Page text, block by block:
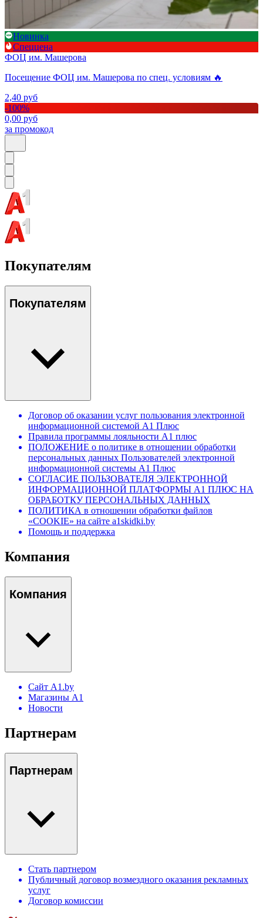
Новинка
Спеццена
ФОЦ им. Машерова
Посещение ФОЦ им. Машерова по спец. условиям 🔥
2,40 руб
-100%
0,00 руб
за промокод
Покупателям
Покупателям
Договор об оказании услуг пользования электронной
информационной системой А1 Плюс
Правила программы лояльности А1 плюс
ПОЛОЖЕНИЕ о политике в отношении обработки
персональных данных Пользователей электронной
информационной системы А1 Плюс
СОГЛАСИЕ ПОЛЬЗОВАТЕЛЯ ЭЛЕКТРОННОЙ
ИНФОРМАЦИОННОЙ ПЛАТФОРМЫ А1 ПЛЮС НА
ОБРАБОТКУ ПЕРСОНАЛЬНЫХ ДАННЫХ
ПОЛИТИКА в отношении обработки файлов
«COOKIE» на сайте a1skidki.by
Помощь и поддержка
Компания
Компания
Сайт A1.by
Магазины А1
Новости
Партнерам
Партнерам
Стать партнером
Публичный договор возмездного оказания рекламных
услуг
Договор комиссии